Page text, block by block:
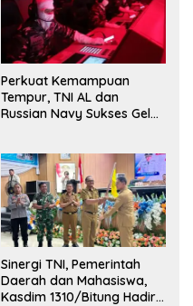
Perkuat Kemampuan
Tempur, TNI AL dan
Russian Navy Sukses Gelar
Sinergi TNI, Pemerintah
Daerah dan Mahasiswa,
Kasdim 1310/Bitung Hadiri